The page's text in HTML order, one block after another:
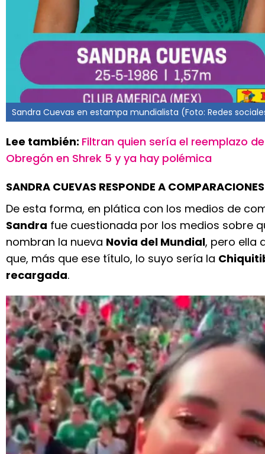
Sandra Cuevas en estampa mundialista (Foto: Redes
Lee también: Filtran quien sería el reemplazo
Obregón en Shrek 5 y ya hay polémica
SANDRA CUEVAS RESPONDE A COMPARACIONES
De esta forma, en plática con los medios de
Sandra fue cuestionada por los medios sobre
nombran la nueva Novia del Mundial, pero ella
que, más que ese título, lo suyo sería la
recargada.